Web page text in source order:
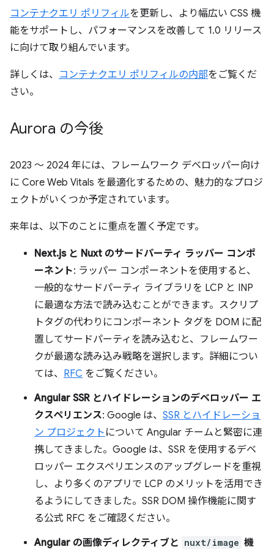
コンテナクエリ ポリフィルを更新し、より幅広い CSS 機
能をサポートし、パフォーマンスを改善して 1.0 リリース
に向けて取り組んでいます。
詳しくは、 コンテナクエリ ポリフィルの内部をご覧くだ
さい。
Aurora の今後
2023 ～ 2024 年には、フレームワーク デベロッパー向け
に Core Web Vitals を最適化するための、魅力的なプロジ
ェクトがいくつか予定されています。
来年は、以下のことに重点を置く予定です。
Next.js と Nuxt のサードパーティ ラッパー コンポ
ーネント: ラッパー コンポーネントを使用すると、
一般的なサードパーティ ライブラリを LCP と INP
に最適な方法で読み込むことができます。スクリプ
トタグの代わりにコンポーネント タグを DOM に配
置してサードパーティを読み込むと、フレームワー
クが最適な読み込み戦略を選択します。詳細につい
ては、 RFC をご覧ください。
Angular SSR とハイドレーションのデベロッパー エ
クスペリエンス: Google は、 SSR とハイドレーショ
ン プロジェクト について Angular チームと緊密に連
携してきました。Google は、SSR を使用するデベ
ロッパー エクスペリエンスのアップグレードを重視
し、より多くのアプリで LCP のメリットを活用でき
るようにしてきました。SSR DOM 操作機能に関す
る公式 RFC をご確認ください。
Angular の画像ディレクティブと nuxt/image 機